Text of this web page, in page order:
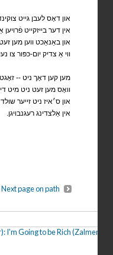
און דאָס לעבן גייט
,אין דער בייזקייט פֿרויען
,און באַנאַכט ווען מען זעט
.ווי אַ צדיק יום-כּפּור צו
מען קען דאָך ניט --
.וואָס מען זעט ניט מיט די
און ס׳איז ניט זייער
.אין אַלצדינג רעגנבויגן
Next page on path
Going to be Rich (Zalmen Pt. 8)